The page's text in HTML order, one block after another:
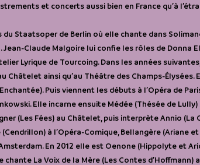
et concerts aussi bien en France qu’à
du Staatsoper de Berlin où elle chante dans
Claude Malgoire lui confie les rôles de Donna
Lyrique de Tourcoing. Dans les années
Châtelet ainsi qu’au Théâtre des Champs-
Puis viennent les débuts à l’Opéra de
Elle incarne ensuite Médée (Thésée de
(Les Fées) au Châtelet, puis interprète Annio (La
à l’Opéra-Comique, Bellangère (Ariane
En 2012 elle est Oenone (Hippolyte et
La Voix de la Mère (Les Contes d’Hoffmann)